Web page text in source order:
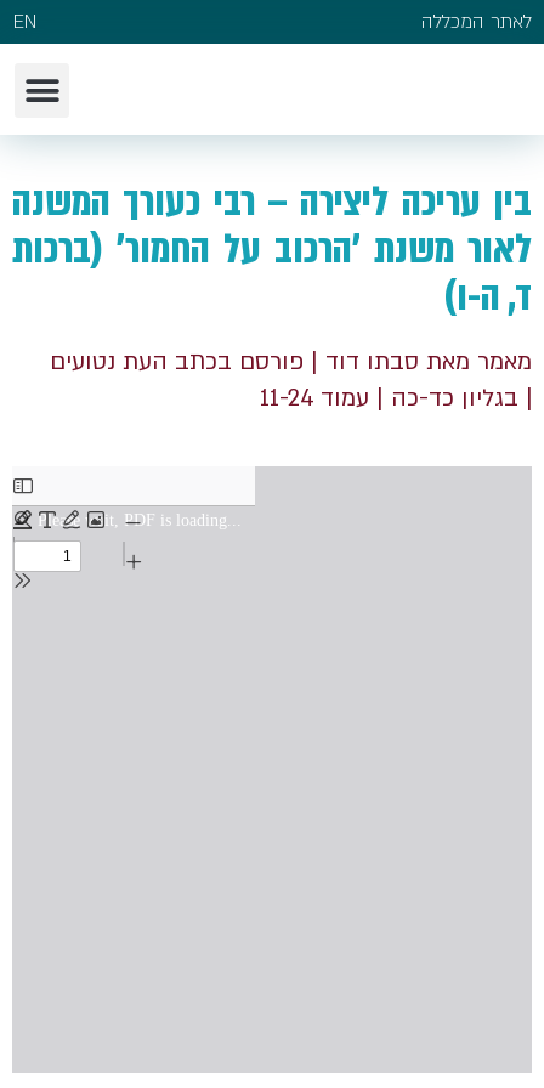
לאתר המכללה EN
בין עריכה ליצירה – רבי כעורך המשנה
לאור משנת 'הרכוב על החמור' (ברכות
ד, ה-ו)
מאמר מאת סבתו דוד | פורסם בכתב העת נטועים
| בגליון כד-כה | עמוד 11-24